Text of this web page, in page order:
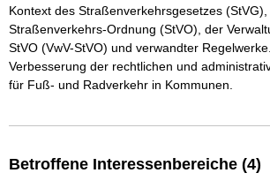
Kontext des Straßenverkehrsgesetzes
Straßenverkehrs-Ordnung (StVO), der
StVO (VwV-StVO) und verwandter
Verbesserung der rechtlichen und
für Fuß- und Radverkehr in Kommunen.
Betroffene Interessenbereiche (4)